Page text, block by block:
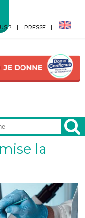
?
PRESSE
la